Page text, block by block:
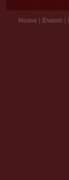
Home | Eventi |